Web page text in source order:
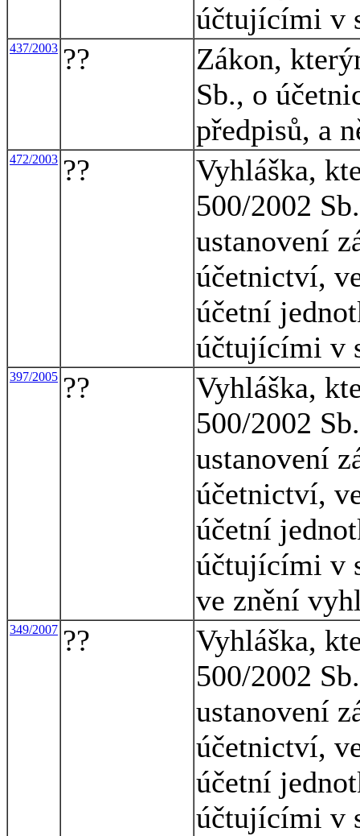
účtujícími v
437/2003 ??
Zákon,
Sb., o
předpisů, a
472/2003 ??
Vyhláška,
500/2002
ustanovení
účetnictví,
účetní
účtujícími v
397/2005 ??
Vyhláška,
500/2002
ustanovení
účetnictví,
účetní
účtujícími v
ve znění
349/2007 ??
Vyhláška,
500/2002
ustanovení
účetnictví,
účetní
účtujícími v